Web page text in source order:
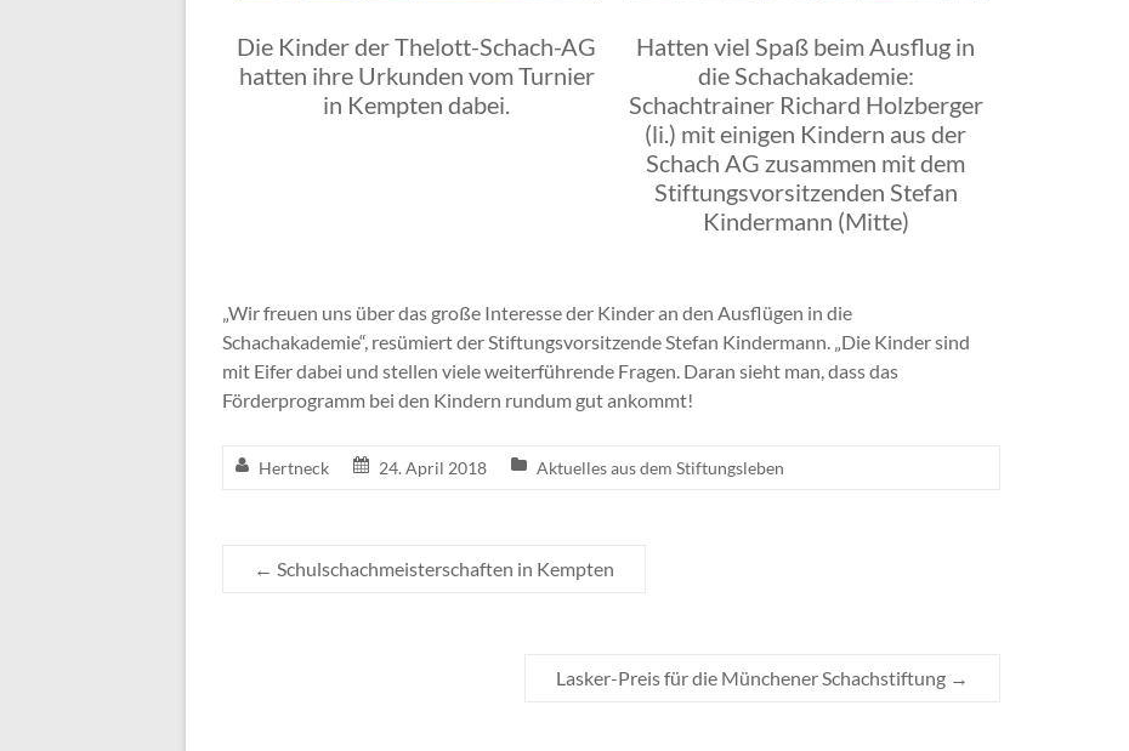
Die Kinder der Thelott-Schach-AG
hatten ihre Urkunden vom Turnier
in Kempten dabei.
Hatten viel Spaß beim Ausflug in
die Schachakademie:
Schachtrainer Richard Holzberger
(li.) mit einigen Kindern aus der
Schach AG zusammen mit dem
Stiftungsvorsitzenden Stefan
Kindermann (Mitte)
„Wir freuen uns über das große Interesse der Kinder an den Ausflügen in die
Schachakademie“, resümiert der Stiftungsvorsitzende Stefan Kindermann. „Die Kinder sind
mit Eifer dabei und stellen viele weiterführende Fragen. Daran sieht man, dass das
Förderprogramm bei den Kindern rundum gut ankommt!
Hertneck 24. April 2018 Aktuelles aus dem Stiftungsleben
← Schulschachmeisterschaften in Kempten
Lasker-Preis für die Münchener Schachstiftung →